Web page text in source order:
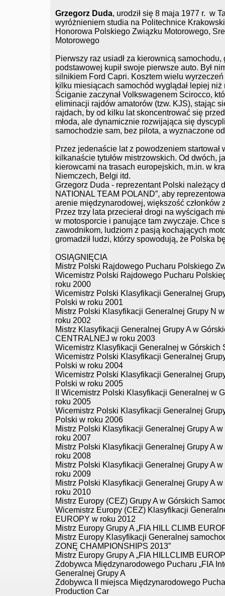
Grzegorz Duda, urodził się 8 maja 1977 r. w
wyróżnieniem studia na Politechnice
Honorowa Polskiego Związku Motorowego,
Motorowego
Pierwszy raz usiadł za kierownicą samochodu,
podstawowej kupił swoje pierwsze auto. Był
silnikiem Ford Capri. Kosztem wielu
kilku miesiącach samochód wyglądał lepiej niż
Ściganie zaczynał Volkswagenem Scirocco,
eliminacji rajdów amatorów (tzw. KJS), stając
rajdach, by od kilku lat skoncentrować się
młoda, ale dynamicznie rozwijająca się
samochodzie sam, bez pilota, a wyznaczone
Przez jedenaście lat z powodzeniem
kilkanaście tytułów mistrzowskich. Od dwóch,
kierowcami na trasach europejskich, m.in. w
Niemczech, Belgi itd.
Grzegorz Duda - reprezentant Polski należący
NATIONAL TEAM POLAND”, aby
arenie międzynarodowej, większość członków
Przez trzy lata przecierał drogi na wyścigach
w motosporcie i panujące tam zwyczaje.
zawodnikom, ludziom z pasją kochających
gromadził ludzi, którzy spowodują, że Polska
OSIĄGNIĘCIA
Mistrz Polski Rajdowego Pucharu Polskiego
Wicemistrz Polski Rajdowego Pucharu
roku 2000
Wicemistrz Polski Klasyfikacji Generalnej
Polski w roku 2001
Mistrz Polski Klasyfikacji Generalnej Grupy N
roku 2002
Mistrz Klasyfikacji Generalnej Grupy A w
CENTRALNEJ w roku 2003
Wicemistrz Klasyfikacji Generalnej w
Wicemistrz Polski Klasyfikacji Generalnej
Polski w roku 2004
Wicemistrz Polski Klasyfikacji Generalnej
Polski w roku 2005
II Wicemistrz Polski Klasyfikacji Generalnej w
roku 2005
Wicemistrz Polski Klasyfikacji Generalnej
Polski w roku 2006
Mistrz Polski Klasyfikacji Generalnej Grupy A
roku 2007
Mistrz Polski Klasyfikacji Generalnej Grupy A
roku 2008
Mistrz Polski Klasyfikacji Generalnej Grupy A
roku 2009
Mistrz Polski Klasyfikacji Generalnej Grupy A
roku 2010
Mistrz Europy (CEZ) Grupy A w Górskich
Wicemistrz Europy (CEZ) Klasyfikacji
EUROPY w roku 2012
Mistrz Europy Grupy A „FIA HILL CLIMB
Mistrz Europy Klasyfikacji Generalnej
ZONĘ CHAMPIONSHIPS 2013”
Mistrz Europy Grupy A „FIA HILLCLIMB
Zdobywca Międzynarodowego Pucharu „FIA
Generalnej Grupy A
Zdobywca II miejsca Międzynarodowego
Production Car